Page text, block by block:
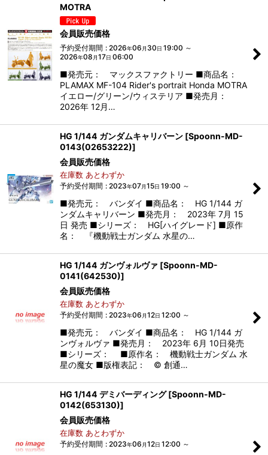
MOTRA
会員販売価格
予約受付期間 : 2026年06 月 30日 19:00 ～
2026年08 月17日 06:00
■発売元： マックスファクトリー ■商品名：
PLAMAX MF-104 Rider's portrait Honda MOTRA
イエロー/グリーン/ウィステリア ■発売月：
2026年 12月…
HG 1/144 ガンダムキャリバーン [Spoonn-MD-
0143(02653222)]
会員販売価格
在庫数 あとわずか
予約受付期間 : 2023年07月15日 19:00 ～
■発売元： バンダイ ■商品名： HG 1/144 ガ
ンダムキャリバーン ■発売月： 2023年 7月 15
日 発売 ■シリーズ： HG[ハイグレード] ■原作
名： 『機動戦士ガンダム 水星の…
HG 1/144 ガンヴォルヴァ [Spoonn-MD-
0141(642530)]
会員販売価格
在庫数 あとわずか
予約受付期間 : 2023年06 月12日 12:00 ～
■発売元： バンダイ ■商品名： HG 1/144 ガ
ンヴォルヴァ ■発売月： 2023年 6月 10日発売
■シリーズ： ■原作名： 機動戦士ガンダム 水
星の魔女 ■版権表記： © 創通…
HG 1/144 デミバーディング [Spoonn-MD-
0142(653130)]
会員販売価格
在庫数 あとわずか
予約受付期間 : 2023年06 月12日 12:00 ～